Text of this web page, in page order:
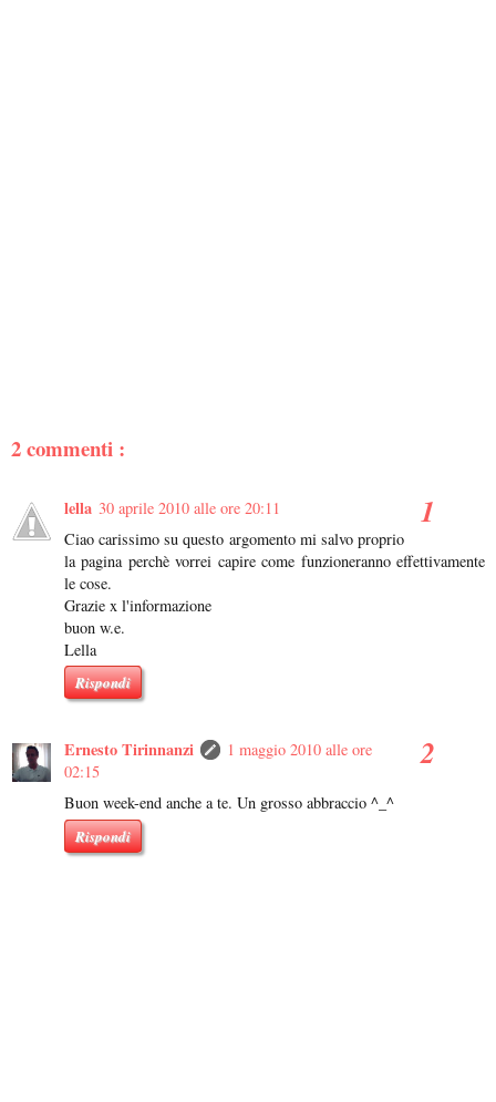
2 commenti :
lella 30 aprile 2010 alle ore 20:11
Ciao carissimo su questo argomento mi salvo proprio
la pagina perchè vorrei capire come funzioneranno effettivamente
le cose.
Grazie x l'informazione
buon w.e.
Lella
Rispondi
Ernesto Tirinnanzi
1 maggio 2010 alle ore
02:15
Buon week-end anche a te. Un grosso abbraccio ^_^
Rispondi